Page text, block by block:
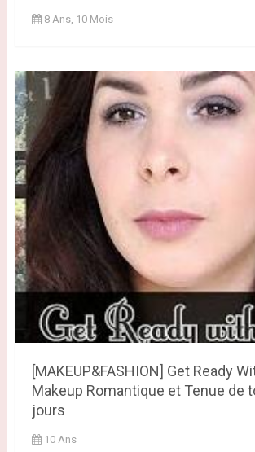
8 Ans, 10 Mois
[MAKEUP&FASHION] Get Ready
Makeup Romantique et Tenue de
jours
10 Ans